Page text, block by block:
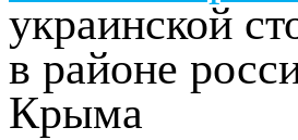
украинской
в районе
Крыма